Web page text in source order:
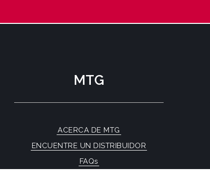
MTG
ACERCA DE MTG
ENCUENTRE UN DISTRIBUIDOR
FAQs